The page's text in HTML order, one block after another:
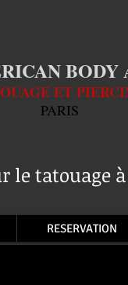
BODY
ET
PARIS
le tatouage
RESERVATION